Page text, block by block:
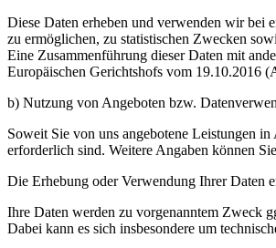
Diese Daten erheben und verwenden wir bei
zu ermöglichen, zu statistischen Zwecken
Eine Zusammenführung dieser Daten mit
Europäischen Gerichtshofs vom 19.10.2016
b) Nutzung von Angeboten bzw.
Soweit Sie von uns angebotene Leistungen
erforderlich sind. Weitere Angaben können
Die Erhebung oder Verwendung Ihrer Daten
Ihre Daten werden zu vorgenanntem Zweck
Dabei kann es sich insbesondere um